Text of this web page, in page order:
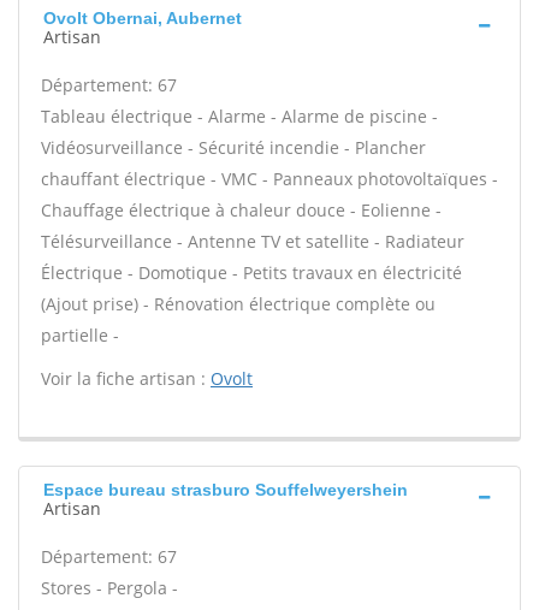
Ovolt Obernai, Aubernet
Artisan
Département: 67
Tableau électrique - Alarme - Alarme de piscine -
Vidéosurveillance - Sécurité incendie - Plancher
chauffant électrique - VMC - Panneaux photovoltaïques -
Chauffage électrique à chaleur douce - Eolienne -
Télésurveillance - Antenne TV et satellite - Radiateur
Électrique - Domotique - Petits travaux en électricité
(Ajout prise) - Rénovation électrique complète ou
partielle -
Voir la fiche artisan : Ovolt
Espace bureau strasburo Souffelweyershein
Artisan
Département: 67
Stores - Pergola -